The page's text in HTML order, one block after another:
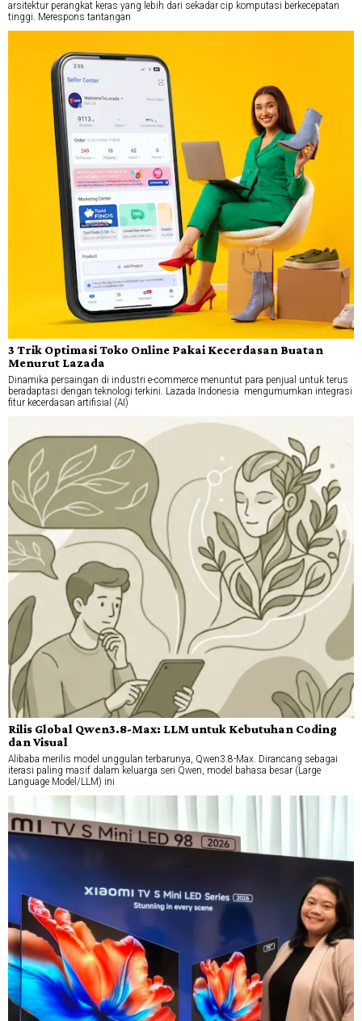
arsitektur perangkat keras yang lebih dari sekadar cip komputasi berkecepatan
tinggi. Merespons tantangan
3 Trik Optimasi Toko Online Pakai Kecerdasan Buatan
Menurut Lazada
Dinamika persaingan di industri e-commerce menuntut para penjual untuk terus
beradaptasi dengan teknologi terkini. Lazada Indonesia mengumumkan integrasi
fitur kecerdasan artifisial (AI)
Rilis Global Qwen3.8-Max: LLM untuk Kebutuhan Coding
dan Visual
Alibaba merilis model unggulan terbarunya, Qwen3.8-Max. Dirancang sebagai
iterasi paling masif dalam keluarga seri Qwen, model bahasa besar (Large
Language Model/LLM) ini